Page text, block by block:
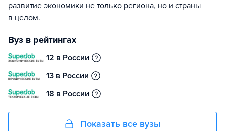
развитие экономики не только региона, но и страны
в целом.
Вуз в рейтингах
12 в России
13 в России
18 в России
Показать все вузы